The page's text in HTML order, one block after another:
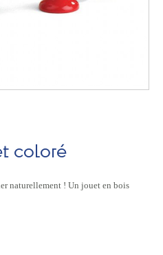
coloré
naturellement ! Un jouet en bois